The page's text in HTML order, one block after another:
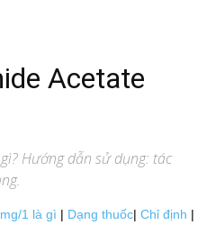
Acetate
Hướng dẫn sử dụng: tác
1 là gì | Dạng thuốc| Chỉ định |